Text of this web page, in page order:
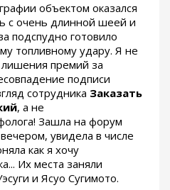
объектом оказался
с очень длинной шеей и
подспудно готовило
топливному удару. Я не
премий за
подписи
сотрудника Заказать
, а не
Зашла на форум
увидела в числе
как я хочу
Их места заняли
и Ясуо Сугимото.